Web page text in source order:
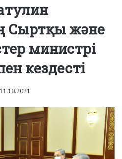
Сыртқы және
министрі
кездесті
11.10.2021